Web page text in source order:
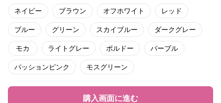
ネイビー ブラウン オフホワイト レッド
ブルー グリーン スカイブルー ダークグレー
モカ ライトグレー ボルドー バーブル
パッションピンク モスグリーン
購入画面に進む